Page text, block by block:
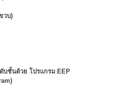
วบ)
บชั้นด้วย โปรแกรม EEP